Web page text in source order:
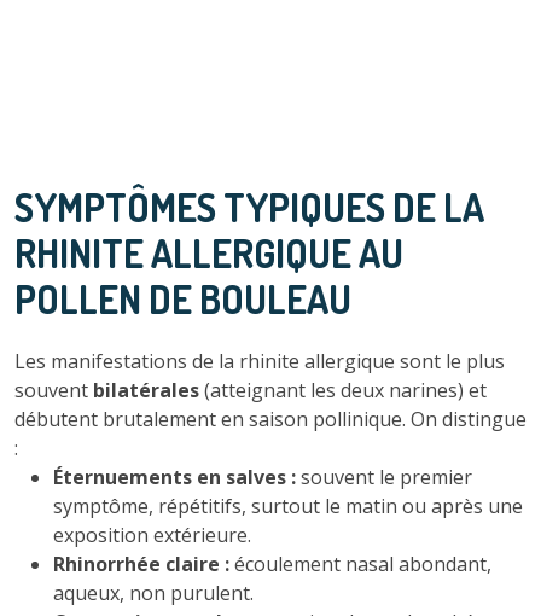
SYMPTÔMES TYPIQUES DE LA
RHINITE ALLERGIQUE AU
POLLEN DE BOULEAU
Les manifestations de la rhinite allergique sont le plus
souvent bilatérales(atteignant les deux narines) et
débutent brutalement en saison pollinique. On distingue
:
Éternuements en salves :souvent le premier
symptôme, répétitifs, surtout le matin ou après une
exposition extérieure.
Rhinorrhée claire :écoulement nasal abondant,
aqueux, non purulent.